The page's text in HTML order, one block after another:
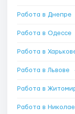
Работа в Днепре
Работа в Одессе
Работа в
Работа в Львове
Работа в
Работа в